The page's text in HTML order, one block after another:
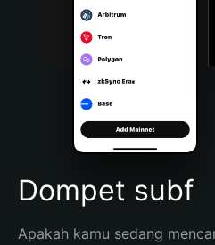
Bahasa Indonesia
Português (Brasil)
Español (Argentina)
Dompet subf
Apakah kamu sedang